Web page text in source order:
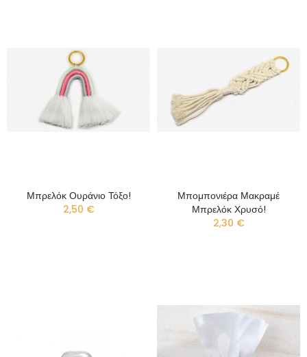
Μπρελόκ Ουράνιο Τόξο!
2,50 €
Μπομπονιέρα Μακραμέ
Μπρελόκ Χρυσό!
2,30 €